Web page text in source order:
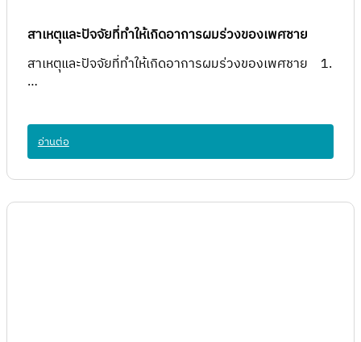
สาเหตุและปัจจัยที่ทำให้เกิดอาการผมร่วงของเพศชาย
สาเหตุและปัจจัยที่ทำให้เกิดอาการผมร่วงของเพศชาย 1.
…
อ่านต่อ